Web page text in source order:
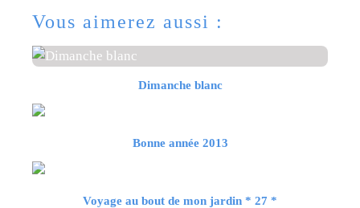
Vous aimerez aussi :
Dimanche blanc
Bonne année 2013
Voyage au bout de mon jardin * 27 *